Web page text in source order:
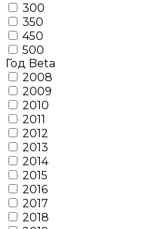
300
350
450
500
Год Beta
2008
2009
2010
2011
2012
2013
2014
2015
2016
2017
2018